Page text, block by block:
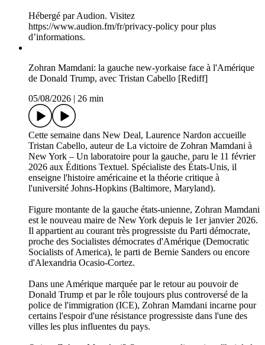
Cinépolis est un podcast de Florence Colombani et Jean-
Marie Colombani, produit par Slate Podcasts.
Colombani
Prise de son, montage et réalisation: Aurélie Rodrigues
Hébergé par Audion. Visitez
https://www.audion.fm/fr/privacy-policy pour plus
d’informations.
Zohran Mamdani: la gauche new-yorkaise face à l'Amérique
de Donald Trump, avec Tristan Cabello [Rediff]
05/08/2026|26 min
Cette semaine dans New Deal, Laurence Nardon accueille